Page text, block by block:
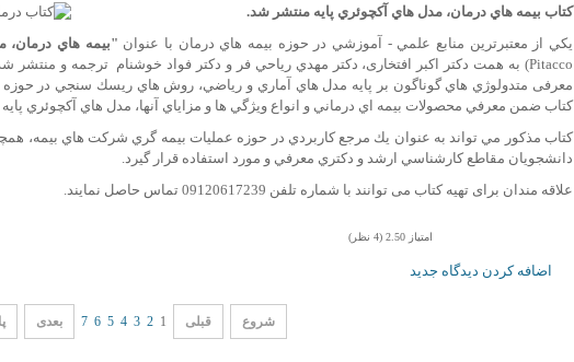
کتاب بيمه هاي درمان، مدل هاي آكچوئري پايه منتشر شد.
يكي از معتبرترين منابع علمي - آموزشي در حوزه بيمه هاي درمان با عنوان "بيمه هاي درمان،
معرفی متدولوژي هاي گوناگون بر پايه مدل هاي آماري و رياضي، روش هاي ريسك سنجي در حوزه
كتاب ضمن معرفي محصولات بيمه اي درماني و انواع ويژگي ها و مزاياي آنها، مدل هاي آكچوئري پايه
كتاب مذكور مي تواند به عنوان يك مرجع كاربردي در حوزه عمليات بيمه گري شركت هاي بيمه،
دانشجويان مقاطع كارشناسي ارشد و دكتري معرفي و مورد استفاده قرار گيرد.
علاقه مندان برای تهیه کتاب می توانند با شماره تلفن 09120617239 تماس حاصل نمایند.
امتیاز 2.50 (4 نظر)
اضافه کردن دیدگاه جدید
شروع قبلی 1
2
3
4
5
6
7 بعدی